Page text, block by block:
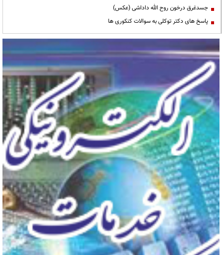
جسدغرق درخون روح الله داداشی (عکس)
پاسخ های دکتر توکلی به سوالات کنکوری ها